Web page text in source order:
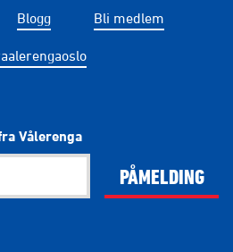
Blogg Bli medlem
Vålerenga
PÅMELDING